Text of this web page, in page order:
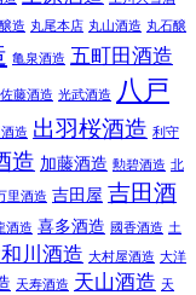
造 丸尾本店 丸山酒造 丸石醸
亀泉酒造 五町田酒造
佐藤酒造 光武酒造
八戸
造 出羽桜酒造 利守
造 加藤酒造 勲碧酒造 北
里酒造 吉田屋 吉田酒
酒造 喜多酒造 國香酒造 土
川酒造 大村屋酒造 大洋
天寿酒造 天山酒造 天